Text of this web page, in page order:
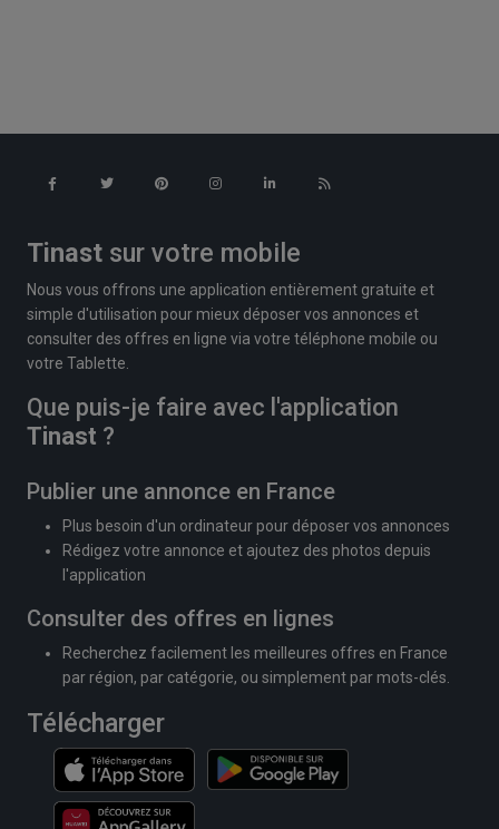
Tinast sur votre mobile
Nous vous offrons une application entièrement gratuite et
simple d'utilisation pour mieux déposer vos annonces et
consulter des offres en ligne via votre téléphone mobile ou
votre Tablette.
Que puis-je faire avec l'application
Tinast ?
Publier une annonce en France
Plus besoin d'un ordinateur pour déposer vos annonces
Rédigez votre annonce et ajoutez des photos depuis
l'application
Consulter des offres en lignes
Recherchez facilement les meilleures offres en France
par région, par catégorie, ou simplement par mots-clés.
Télécharger